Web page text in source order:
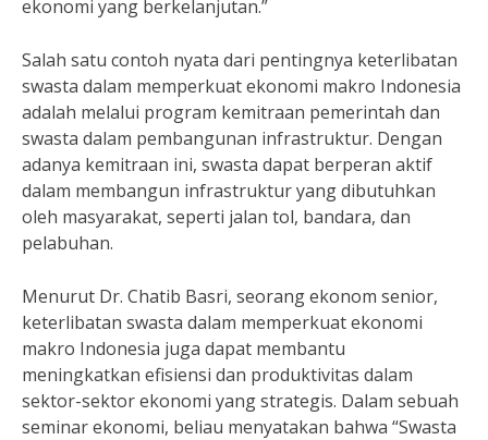
ekonomi yang berkelanjutan.”
Salah satu contoh nyata dari pentingnya keterlibatan
swasta dalam memperkuat ekonomi makro Indonesia
adalah melalui program kemitraan pemerintah dan
swasta dalam pembangunan infrastruktur. Dengan
adanya kemitraan ini, swasta dapat berperan aktif
dalam membangun infrastruktur yang dibutuhkan
oleh masyarakat, seperti jalan tol, bandara, dan
pelabuhan.
Menurut Dr. Chatib Basri, seorang ekonom senior,
keterlibatan swasta dalam memperkuat ekonomi
makro Indonesia juga dapat membantu
meningkatkan efisiensi dan produktivitas dalam
sektor-sektor ekonomi yang strategis. Dalam sebuah
seminar ekonomi, beliau menyatakan bahwa “Swasta